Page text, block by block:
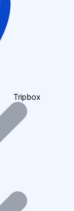
Tripbox